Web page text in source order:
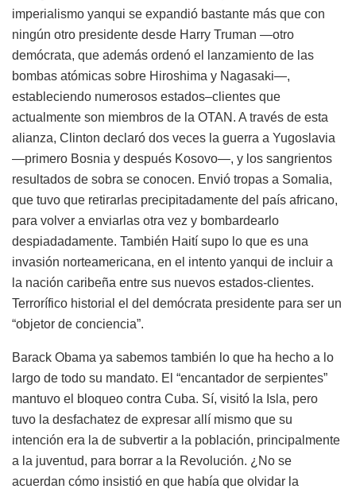
imperialismo yanqui se expandió bastante más que con
ningún otro presidente desde Harry Truman —otro
demócrata, que además ordenó el lanzamiento de las
bombas atómicas sobre Hiroshima y Nagasaki—,
estableciendo numerosos estados–clientes que
actualmente son miembros de la OTAN. A través de esta
alianza, Clinton declaró dos veces la guerra a Yugoslavia
—primero Bosnia y después Kosovo—, y los sangrientos
resultados de sobra se conocen. Envió tropas a Somalia,
que tuvo que retirarlas precipitadamente del país africano,
para volver a enviarlas otra vez y bombardearlo
despiadadamente. También Haití supo lo que es una
invasión norteamericana, en el intento yanqui de incluir a
la nación caribeña entre sus nuevos estados-clientes.
Terrorífico historial el del demócrata presidente para ser un
“objetor de conciencia”.
Barack Obama ya sabemos también lo que ha hecho a lo
largo de todo su mandato. El “encantador de serpientes”
mantuvo el bloqueo contra Cuba. Sí, visitó la Isla, pero
tuvo la desfachatez de expresar allí mismo que su
intención era la de subvertir a la población, principalmente
a la juventud, para borrar a la Revolución. ¿No se
acuerdan cómo insistió en que había que olvidar la